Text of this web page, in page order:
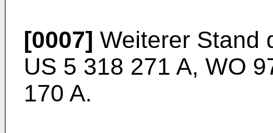
[0007] Weiterer Stand
US 5 318 271 A, WO
170 A.